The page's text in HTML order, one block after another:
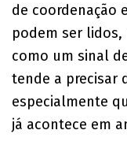
de coordenação
podem ser
como um sinal
tende a precisar
especialmente
já acontece em